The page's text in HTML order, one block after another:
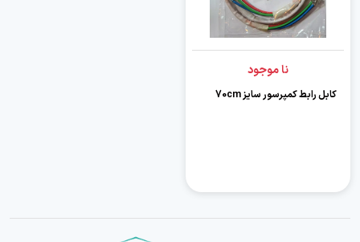
نا موجود
کابل رابط کمپرسور سایز 70cm